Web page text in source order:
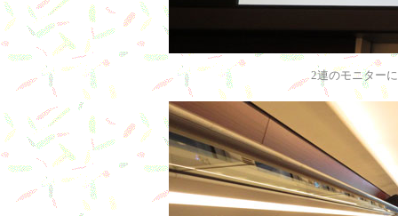
2連のモニター